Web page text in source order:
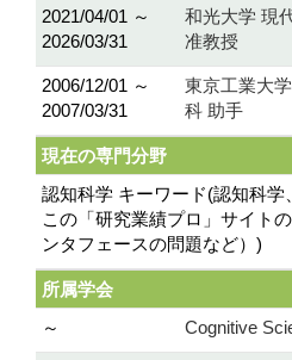
2021/04/01 ～
2026/03/31
和光大学 現
准教授
2006/12/01 ～
2007/03/31
東京工業大
科 助手
現在の専門分野
認知科学 キーワード(認知科学
この「研究業績プロ」サイト
ンタフェースの問題など）)
所属学会
～
Cognitive